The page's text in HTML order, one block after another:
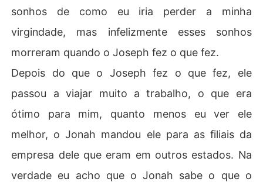
sonhos de como eu iria perder a minha
virgindade, mas infelizmente esses sonhos
morreram quando o Joseph fez o que fez.
Depois do que o Joseph fez o que fez, ele
passou a viajar muito a trabalho, o que era
ótimo para mim, quanto menos eu ver ele
melhor, o Jonah mandou ele para as filiais da
empresa dele que eram em outros estados. Na
verdade eu acho que o Jonah sabe o que o